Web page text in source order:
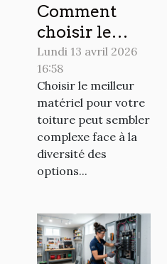
Comment
choisir le
meilleur
matériel pour
votre toiture
?
Lundi 13 avril 2026
16:58
Choisir le meilleur
matériel pour votre
toiture peut sembler
complexe face à la
diversité des
options...